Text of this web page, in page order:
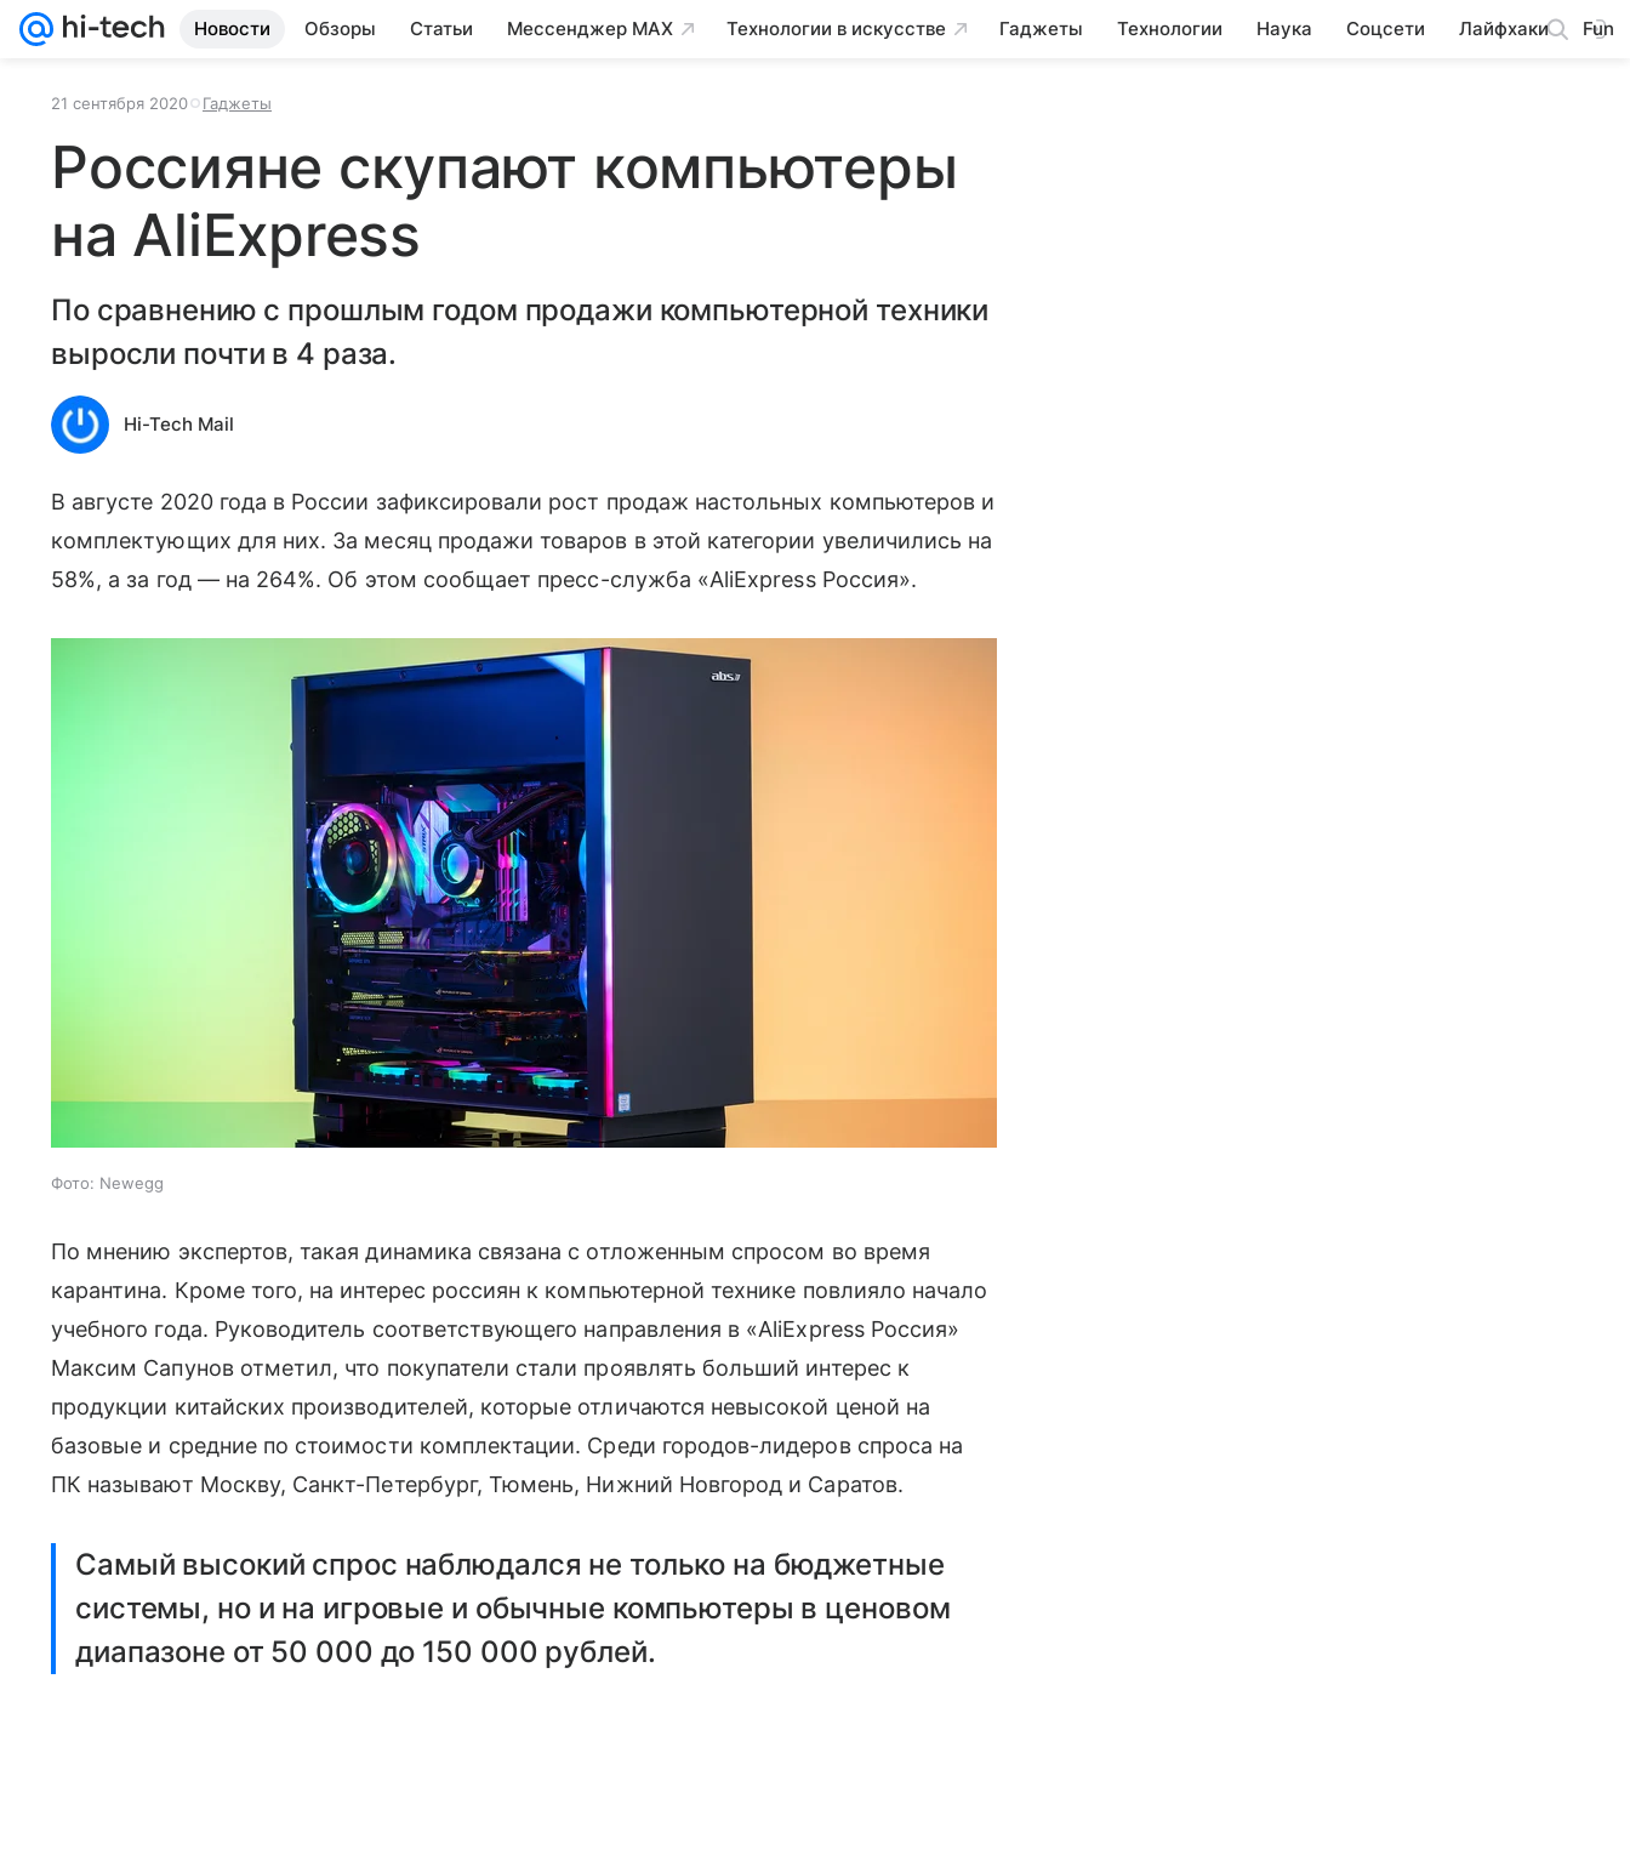
Новости Обзоры Статьи Мессенджер MAX Технологии в искусстве Гаджеты Технологии Наука Соцсети Лайфхаки Fun
21 сентября 2020 Гаджеты
Россияне скупают компьютеры
на AliExpress
По сравнению с прошлым годом продажи компьютерной техники
выросли почти в 4 раза.
Hi-Tech Mail
В августе 2020 года в России зафиксировали рост продаж настольных компьютеров и
комплектующих для них. За месяц продажи товаров в этой категории увеличились на
58%, а за год — на 264%. Об этом сообщает пресс-служба «AliExpress Россия».
Фото: Newegg
По мнению экспертов, такая динамика связана с отложенным спросом во время
карантина. Кроме того, на интерес россиян к компьютерной технике повлияло начало
учебного года. Руководитель соответствующего направления в «AliExpress Россия»
Максим Сапунов отметил, что покупатели стали проявлять больший интерес к
продукции китайских производителей, которые отличаются невысокой ценой на
базовые и средние по стоимости комплектации. Среди городов-лидеров спроса на
ПК называют Москву, Санкт-Петербург, Тюмень, Нижний Новгород и Саратов.
Самый высокий спрос наблюдался не только на бюджетные
системы, но и на игровые и обычные компьютеры в ценовом
диапазоне от 50 000 до 150 000 рублей.